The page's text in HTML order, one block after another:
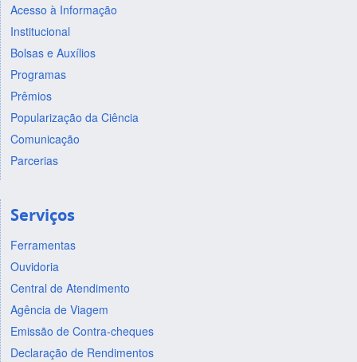
Acesso à Informação
Institucional
Bolsas e Auxílios
Programas
Prêmios
Popularização da Ciência
Comunicação
Parcerias
Serviços
Ferramentas
Ouvidoria
Central de Atendimento
Agência de Viagem
Emissão de Contra-cheques
Declaração de Rendimentos